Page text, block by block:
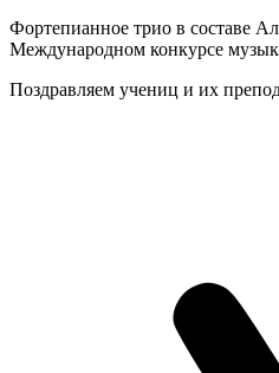
Фортепианное трио в составе
Международном конкурсе
Поздравляем учениц и их